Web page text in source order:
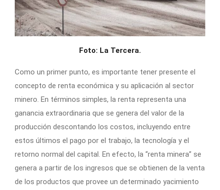
Foto: La Tercera.
Como un primer punto, es importante tener presente el
concepto de renta económica y su aplicación al sector
minero. En términos simples, la renta representa una
ganancia extraordinaria que se genera del valor de la
producción descontando los costos, incluyendo entre
estos últimos el pago por el trabajo, la tecnología y el
retorno normal del capital. En efecto, la “renta minera” se
genera a partir de los ingresos que se obtienen de la venta
de los productos que provee un determinado yacimiento